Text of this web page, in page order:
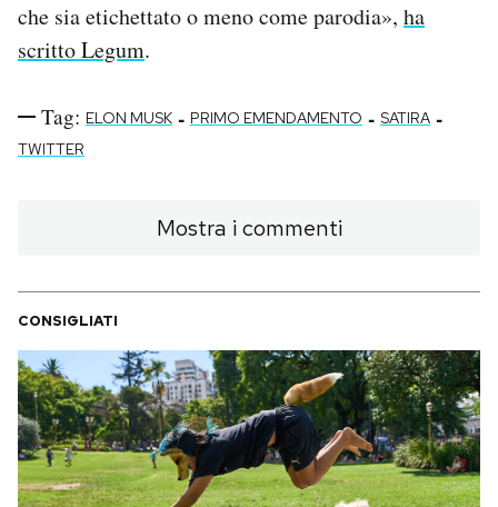
che sia etichettato o meno come parodia», ha
scritto Legum.
Tag: ELON MUSK - PRIMO EMENDAMENTO - SATIRA -
TWITTER
Mostra i commenti
CONSIGLIATI